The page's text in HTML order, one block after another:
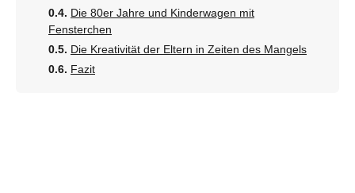
Die 80er Jahre und Kinderwagen mit
Fensterchen
Die Kreativität der Eltern in Zeiten des Mangels
Fazit